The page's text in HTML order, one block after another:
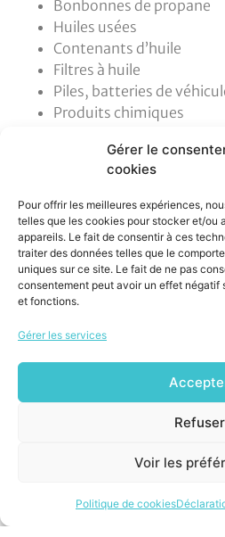
Gérer le
cookies
Pour offrir les meilleures expériences,
telles que les cookies pour stocker et/ou
appareils. Le fait de consentir à ces
traiter des données telles que le
uniques sur ce site. Le fait de ne pas
consentement peut avoir un effet négatif
et fonctions.
Gérer les services
Refuser
Voir les
Politique de cookies
Bonbonnes de propane
Huiles usées
Contenants d’huile
Filtres à huile
Piles, batteries de
Produits chimiques
Nettoyants
Bonbonnes de mousse
Matériaux de
Vous devez vous débarrasser
conteneur prévu à cet effet et
domestiques.
Vous pouvez les apporter à
moyennant des frais selon la
entreprises de la section «